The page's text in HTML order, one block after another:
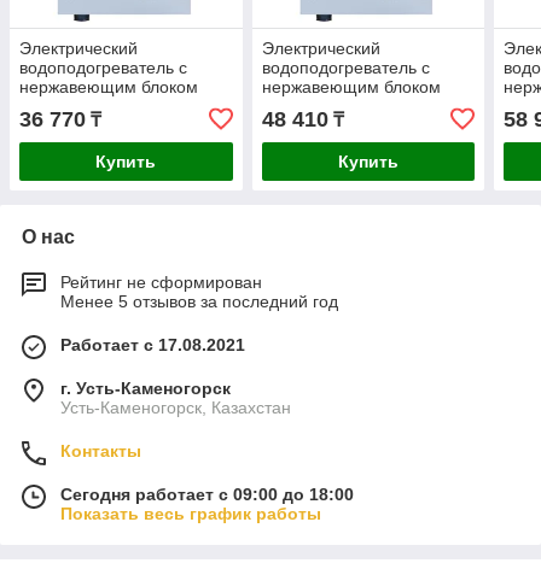
Электрический
водоподогреватель с
нержавеющим блоком
нагревателей Теплотех
220В ЭВП-3Н
36 770 ₸
Купить
Электрический
водоподогреватель с
нержавеющим блоком
нагревателей Теплотех
220В ЭВП-4.5Н
48 410₸
Купить
58
О нас
Рейтинг не сформирован
Менее 5 отзывов за последний год
Работает с 17.08.2021
г. Усть-Каменогорск
Усть-Каменогорск, Казахстан
Контакты
Сегодня работает с 09:00 до 18:00
Показать весь график работы